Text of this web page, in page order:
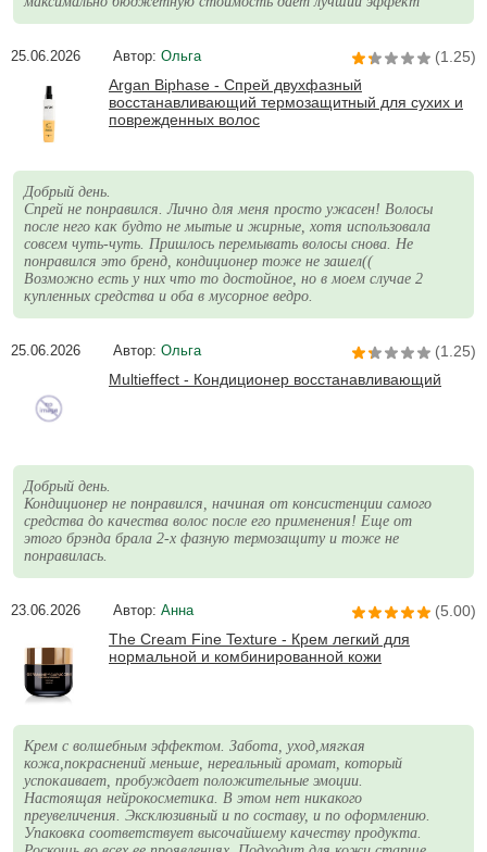
25.06.2026 Автор: Ольга
(1.25)
Argan Biphase - Спрей двухфазный
восстанавливающий термозащитный для сухих и
поврежденных волос
Добрый день.
Спрей не понравился. Лично для меня просто ужасен! Волосы
после него как будто не мытые и жирные, хотя использовала
совсем чуть-чуть. Пришлось перемывать волосы снова. Не
понравился это бренд, кондиционер тоже не зашел((
Возможно есть у них что то достойное, но в моем случае 2
купленных средства и оба в мусорное ведро.
25.06.2026 Автор: Ольга
(1.25)
Multieffect - Кондиционер восстанавливающий
Добрый день.
Кондиционер не понравился, начиная от консистенции самого
средства до качества волос после его применения! Еще от
этого брэнда брала 2-х фазную термозащиту и тоже не
понравилась.
23.06.2026 Автор: Анна
(5.00)
The Cream Fine Texture - Крем легкий для
нормальной и комбинированной кожи
Крем с волшебным эффектом. Забота, уход,мягкая
кожа,покраснений меньше, нереальный аромат, который
успокаивает, пробуждает положительные эмоции.
Настоящая нейрокосметика. В этом нет никакого
преувеличения. Эксклюзивный и по составу, и по оформлению.
Упаковка соответствует высочайшему качеству продукта.